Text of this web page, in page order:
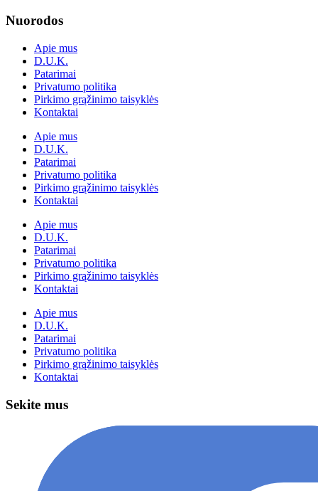
Nuorodos
Apie mus
D.U.K.
Patarimai
Privatumo politika
Pirkimo grąžinimo taisyklės
Kontaktai
Apie mus
D.U.K.
Patarimai
Privatumo politika
Pirkimo grąžinimo taisyklės
Kontaktai
Apie mus
D.U.K.
Patarimai
Privatumo politika
Pirkimo grąžinimo taisyklės
Kontaktai
Apie mus
D.U.K.
Patarimai
Privatumo politika
Pirkimo grąžinimo taisyklės
Kontaktai
Sekite mus